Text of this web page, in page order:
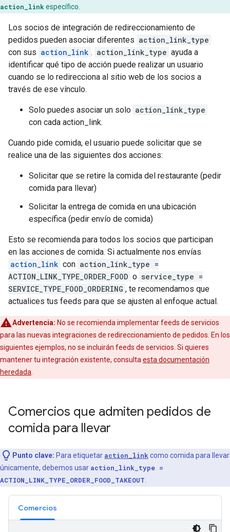
action_link específico.
Los socios de integración de redireccionamiento de
pedidos pueden asociar diferentes action_link_type
con sus action_link . action_link_type ayuda a
identificar qué tipo de acción puede realizar un usuario
cuando se lo redirecciona al sitio web de los socios a
través de ese vínculo.
Solo puedes asociar un solo action_link_type
con cada action_link.
Cuando pide comida, el usuario puede solicitar que se
realice una de las siguientes dos acciones:
Solicitar que se retire la comida del restaurante (pedir
comida para llevar)
Solicitar la entrega de comida en una ubicación
específica (pedir envío de comida)
Esto se recomienda para todos los socios que participan
en las acciones de comida. Si actualmente nos envías
action_link con action_link_type =
ACTION_LINK_TYPE_ORDER_FOOD o service_type =
SERVICE_TYPE_FOOD_ORDERING , te recomendamos que
actualices tus feeds para que se ajusten al enfoque actual.
Advertencia: No se recomienda implementar feeds de servicios
para las nuevas integraciones de redireccionamiento de pedidos. En los
siguientes ejemplos, no se incluirán feeds de servicios. Si quieres
mantener tu integración existente, consulta esta documentación
heredada
Comercios que admiten pedidos de
comida para llevar
Punto clave: Para etiquetar action_link como comida para llevar
únicamente, debemos usar action_link_type =
ACTION_LINK_TYPE_ORDER_FOOD_TAKEOUT
Comercios